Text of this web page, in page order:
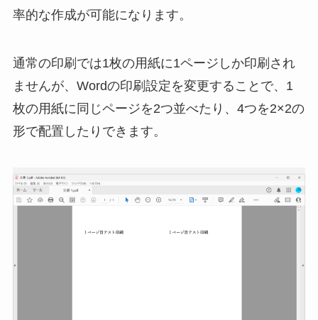
率的な作成が可能になります。
通常の印刷では1枚の用紙に1ページしか印刷され
ませんが、Wordの印刷設定を変更することで、1
枚の用紙に同じページを2つ並べたり、4つを2×2の
形で配置したりできます。